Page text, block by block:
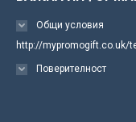
Общи условия
http://mypromogift.co.uk/
Поверителност